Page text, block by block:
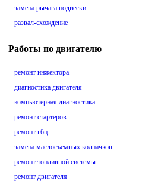
замена рычага подвески
развал-схождение
Работы по двигателю
ремонт инжектора
диагностика двигателя
компьютерная диагностика
ремонт стартеров
ремонт гбц
замена маслосъемных колпачков
ремонт топливной системы
ремонт двигателя